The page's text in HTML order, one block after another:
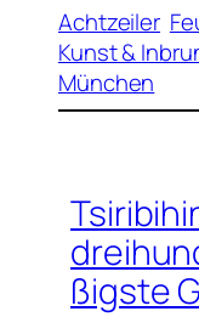
Achtzeiler
Kunst &
München
ßigste